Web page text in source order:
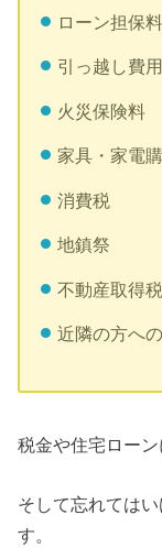
ローン担保料
引っ越し費用
火災保険料
家具・家電
消費税
地鎮祭
不動産取得税
近隣の方へ
税金や住宅ローン
そして忘れては
す。